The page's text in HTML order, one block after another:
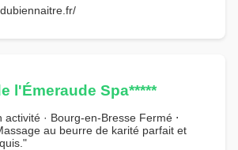
l'Émeraude Spa*****
activité · Bourg-en-Bresse Fermé ⋅
au beurre de karité parfait et